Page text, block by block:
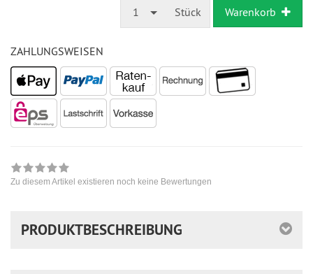
1 Stück Warenkorb
ZAHLUNGSWEISEN
Zu diesem Artikel existieren noch keine Bewertungen
PRODUKTBESCHREIBUNG